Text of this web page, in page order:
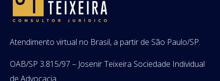
Atendimento virtual no Brasil, a partir de São Paulo/SP.
OAB/SP 3.815/97 – Josenir Teixeira Sociedade Individual
de Advocacia